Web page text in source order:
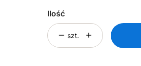
Ilość
szt.